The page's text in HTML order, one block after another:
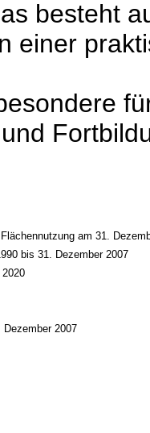
besteht
einer
am 31.
bis 31. Dezember 2007
2007